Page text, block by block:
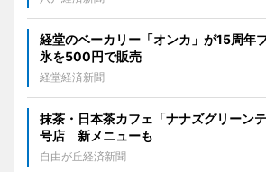
経堂のベーカリー「オンカ」が15周年
氷を500円で販売
経堂経済新聞
抹茶・日本茶カフェ「ナナズグリーン
号店 新メニューも
自由が丘経済新聞